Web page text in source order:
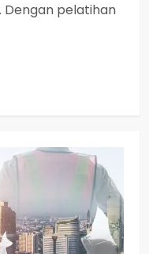
pelatihan